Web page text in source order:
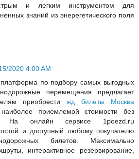
и легким инструментом для
знаний из энерегетического поля
2020 4:00 AM
платформа по подбору самых выгодных
перемещения предлагает
приобрести жд билеты Москва
приемлемой стоимости без
На онлайн сервисе 1poezd.ru
и доступный любому покупателю
билетов. Максимально
интерактивное резервирование,